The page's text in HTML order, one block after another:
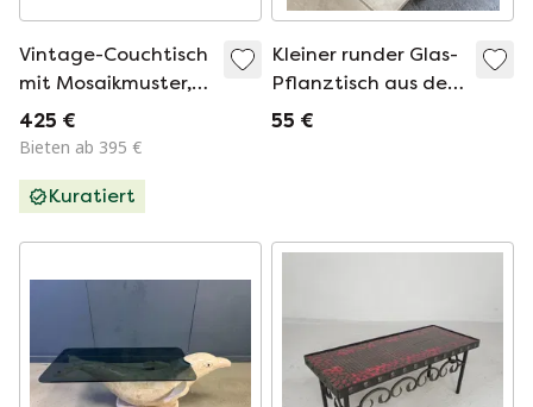
Vintage-Couchtisch
mit Mosaikmuster,
Deutschland, 60er
Jahre
425 €
Bieten ab 395 €
Kuratiert
Kleiner runder Glas-
Pflanztisch aus den
1960er Jahren
55 €